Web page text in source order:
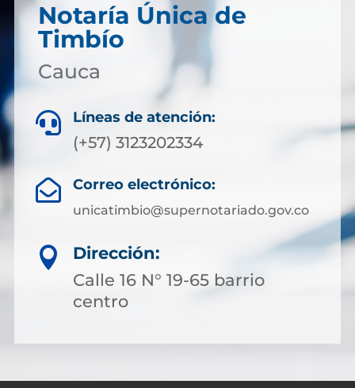
Notaría Única de
Timbío
Cauca
 Líneas de atención:
(+57) 3123202334
 Correo electrónico:
unicatimbio@supernotariado.gov.co

Dirección:
Calle 16 N° 19-65 barrio
centro